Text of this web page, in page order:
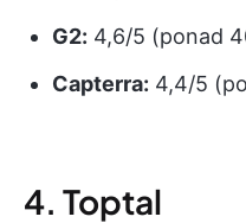
G2: 4,6/5 (ponad
Capterra: 4,4/5
4. Toptal